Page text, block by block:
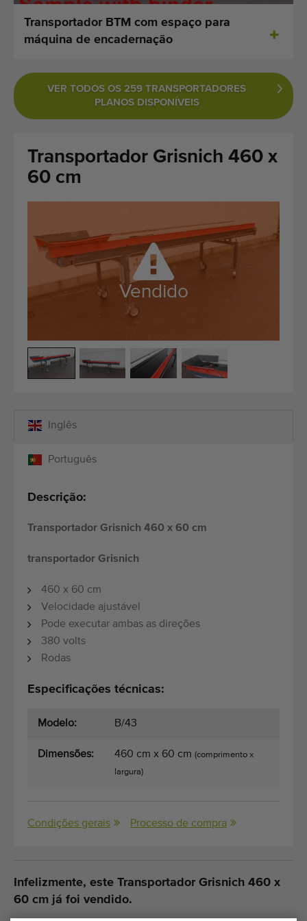
Alerta de Máquinas
Importe uma máquina
Maquinaria
Sobre nós
Contacto
Equipamento de qualidade
Entregas em todo o mundo
Desde 1977
Transportador BTM com espaço para
máquina de encadernação
VER TODOS OS 259 TRANSPORTADORES
PLANOS DISPONÍVEIS
Transportador Grisnich 460 x
60 cm
Vendido
Português
Inglês
Descrição:
Transportador Grisnich 460 x 60 cm
transportador Grisnich
460 x 60 cm
Velocidade ajustável
Pode executar ambas as direções
380 volts
Rodas
Especificações técnicas:
Modelo: B/43
Dimensões: 460 cm x 60 cm (comprimento x
largura)
Condições gerais Processo de compra
Infelizmente, este Transportador Grisnich 460 x
60 cm já foi vendido.